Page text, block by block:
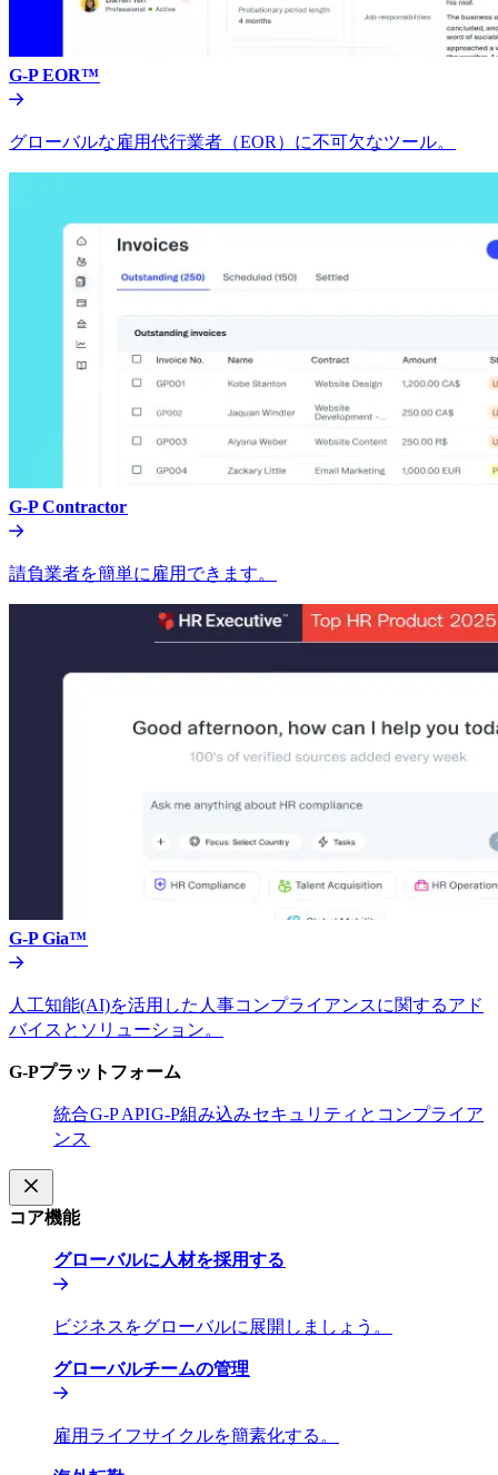
G-P EOR™​​
グローバルな雇用代行業者（EOR）に不可欠なツール。​​
G-P Contractor​​
請負業者を簡単に雇用できます。​​
G-P Gia™​​
人工知能(AI)を活用した人事コンプライアンスに関するアド
バイスとソリューション。​​
G-Pプラットフォーム​​
統合​​G-P API​​G-P組み込み​​セキュリティとコンプライア
ンス​​
コア機能​​
グローバルに人材を採用する​​
ビジネスをグローバルに展開しましょう。​​
グローバルチームの管理​​
雇用ライフサイクルを簡素化する。​​